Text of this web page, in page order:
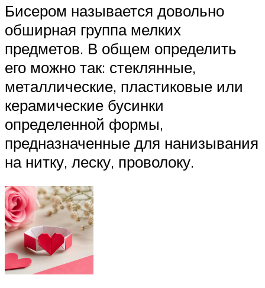
Бисером называется довольно
обширная группа мелких
предметов. В общем определить
его можно так: стеклянные,
металлические, пластиковые или
керамические бусинки
определенной формы,
предназначенные для нанизывания
на нитку, леску, проволоку.